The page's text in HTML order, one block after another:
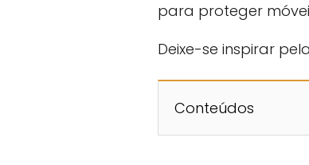
para proteger
Deixe-se inspirar
Conteúdos